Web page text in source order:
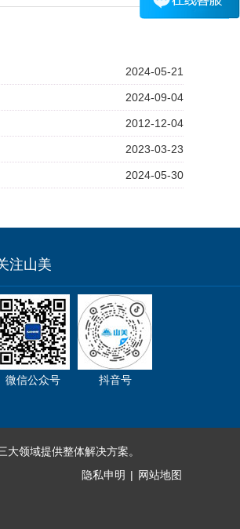
2024-05-21
2024-09-04
2012-12-04
2023-03-23
2024-05-30
注山美
微信公众号 抖音号
领域提供整体解决方案。
隐私申明 | 网站地图